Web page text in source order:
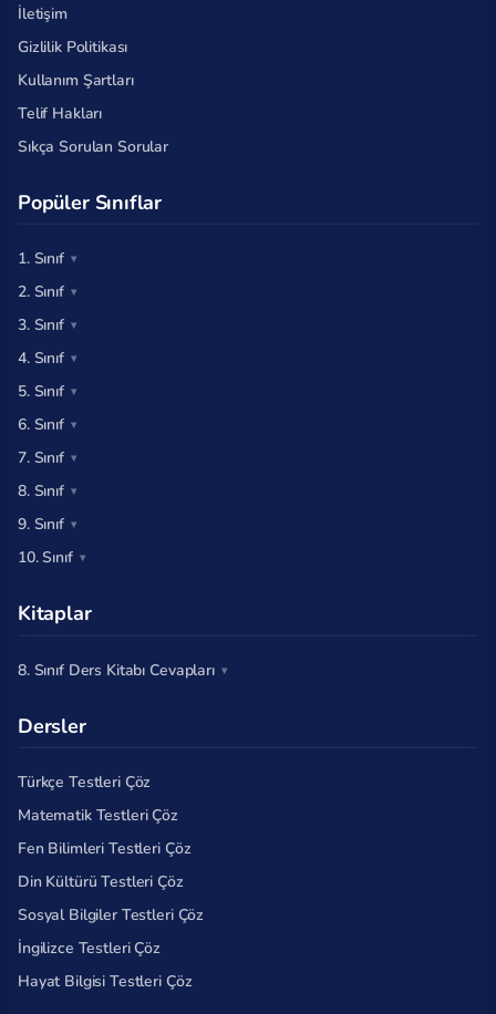
İletişim
Gizlilik Politikası
Kullanım Şartları
Telif Hakları
Sıkça Sorulan Sorular
Popüler Sınıflar
1. Sınıf
2. Sınıf
3. Sınıf
4. Sınıf
5. Sınıf
6. Sınıf
7. Sınıf
8. Sınıf
9. Sınıf
10. Sınıf
Kitaplar
8. Sınıf Ders Kitabı Cevapları
Dersler
Türkçe Testleri Çöz
Matematik Testleri Çöz
Fen Bilimleri Testleri Çöz
Din Kültürü Testleri Çöz
Sosyal Bilgiler Testleri Çöz
İngilizce Testleri Çöz
Hayat Bilgisi Testleri Çöz